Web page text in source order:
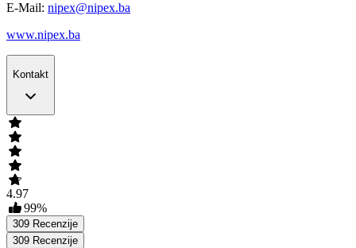
E-Mail: nipex@nipex.ba
www.nipex.ba
Kontakt
4.97
99%
309 Recenzije
309 Recenzije